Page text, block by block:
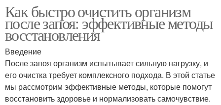
Как быстро очистить организм
после запоя: эффективные методы
восстановления
Введение
После запоя организм испытывает сильную нагрузку, и
его очистка требует комплексного подхода. В этой статье
мы рассмотрим эффективные методы, которые помогут
восстановить здоровье и нормализовать самочувствие.